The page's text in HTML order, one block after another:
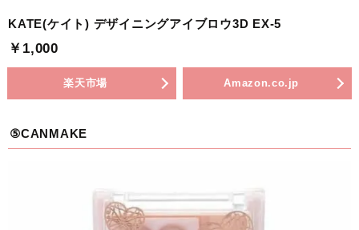
KATE(ケイト) デザイニングアイブロウ3D EX-5
￥1,000
楽天市場 Amazon.co.jp
⑤CANMAKE